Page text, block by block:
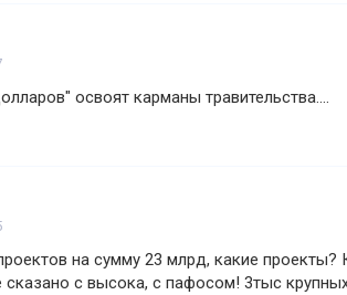
освоят карманы травительства....
на сумму 23 млрд, какие проекты?
сказано с высока, с пафосом! 3тыс